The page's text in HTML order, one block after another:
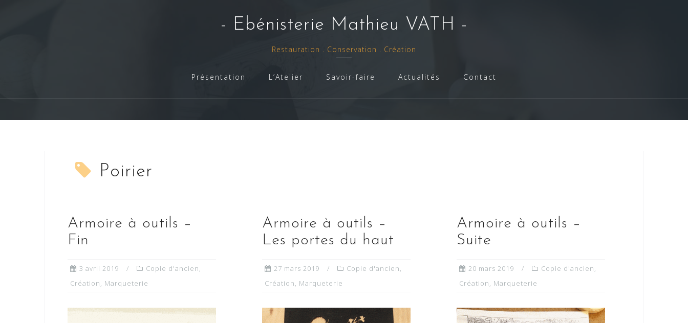
- Ebénisterie Mathieu VATH -
Restauration . Conservation . Création
Présentation L’Atelier Savoir-faire Actualités Contact
Poirier
Armoire à outils –
Fin
3 avril 2019 Copie d'ancien,
Création, Marqueterie
Armoire à outils –
Les portes du haut
27 mars 2019 Copie d'ancien,
Création, Marqueterie
Armoire à outils –
Suite
20 mars 2019 Copie d'ancien,
Création, Marqueterie